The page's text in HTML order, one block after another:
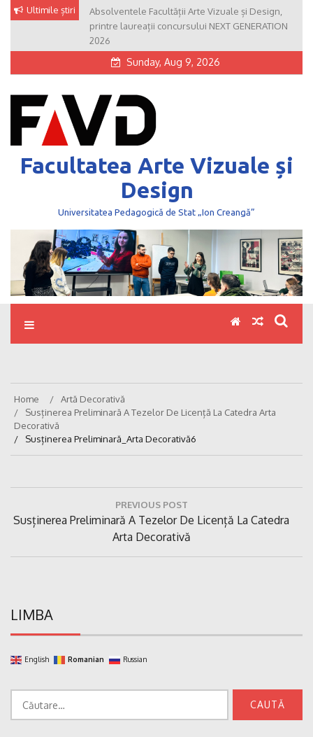
Skip Ultimile știri
Absolventele Facultății Arte Vizuale și Design,
printre laureații concursului NEXT GENERATION
2026
Sunday, Aug 9, 2026
Facultatea Arte Vizuale și
Design
Universitatea Pedagogică de Stat „Ion Creangă”
Home
Artă Decorativă
Susținerea Preliminară A Tezelor De Licență La Catedra Arta
Decorativă
Susținerea Preliminară_Arta Decorativă6
articole
PREVIOUS POST
Previous
Susținerea Preliminară A Tezelor De Licență La Catedra
Arta Decorativă
LIMBA
English Romanian Russian